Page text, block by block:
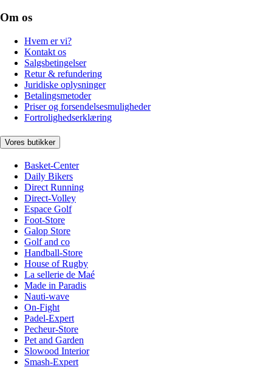
Om os
Hvem er vi?
Kontakt os
Salgsbetingelser
Retur & refundering
Juridiske oplysninger
Betalingsmetoder
Priser og forsendelsesmuligheder
Fortrolighedserklæring
Vores butikker
Basket-Center
Daily Bikers
Direct Running
Direct-Volley
Espace Golf
Foot-Store
Galop Store
Golf and co
Handball-Store
House of Rugby
La sellerie de Maé
Made in Paradis
Nauti-wave
On-Fight
Padel-Expert
Pecheur-Store
Pet and Garden
Slowood Interior
Smash-Expert